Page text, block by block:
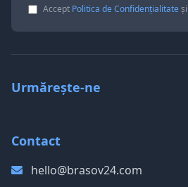
Accept Politica de Confidențialitate
Urmărește-ne
Contact
hello@brasov24.com